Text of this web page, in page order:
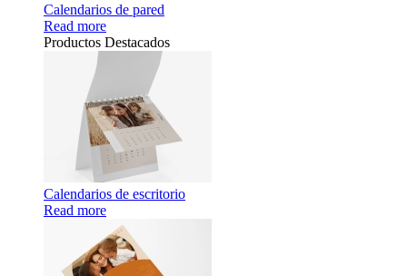
Calendarios de pared
Read more
Productos Destacados
Calendarios de escritorio
Read more